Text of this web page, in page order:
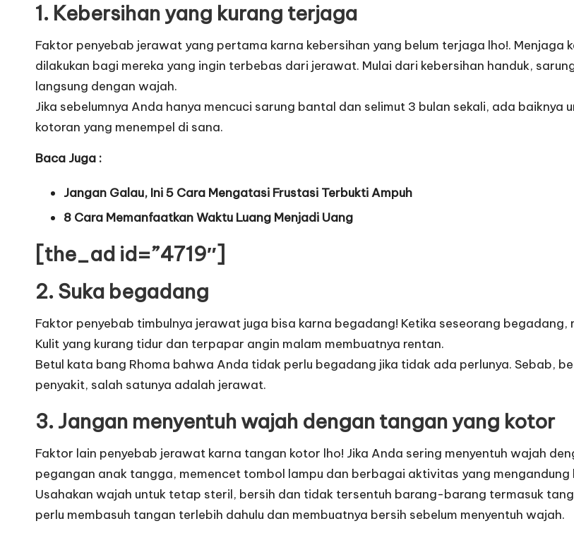
1. Kebersihan yang kurang terjaga
Faktor penyebab jerawat yang pertama karna kebersihan yang belum terjaga lho!.
dilakukan bagi mereka yang ingin terbebas dari jerawat. Mulai dari kebersihan handuk,
langsung dengan wajah.
Jika sebelumnya Anda hanya mencuci sarung bantal dan selimut 3 bulan sekali, ada baiknya
kotoran yang menempel di sana.
Baca Juga :
Jangan Galau, Ini 5 Cara Mengatasi Frustasi Terbukti Ampuh
8 Cara Memanfaatkan Waktu Luang Menjadi Uang
[the_ad id=”4719″]
2. Suka begadang
Faktor penyebab timbulnya jerawat juga bisa karna begadang! Ketika seseorang
Kulit yang kurang tidur dan terpapar angin malam membuatnya rentan.
Betul kata bang Rhoma bahwa Anda tidak perlu begadang jika tidak ada perlunya. Sebab,
penyakit, salah satunya adalah jerawat.
3. Jangan menyentuh wajah dengan tangan yang kotor
Faktor lain penyebab jerawat karna tangan kotor lho! Jika Anda sering menyentuh wajah
pegangan anak tangga, memencet tombol lampu dan berbagai aktivitas yang
Usahakan wajah untuk tetap steril, bersih dan tidak tersentuh barang-barang termasuk
perlu membasuh tangan terlebih dahulu dan membuatnya bersih sebelum menyentuh wajah.